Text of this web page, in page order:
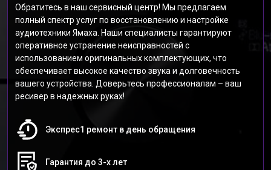
Обратитесь в наш сервисный центр! Мы предлагаем
полный спектр услуг по восстановлению и настройке
аудиотехники Ямаха. Наши специалисты гарантируют
оперативное устранение неисправностей с
использованием оригинальных комплектующих, что
обеспечивает высокое качество звука и долговечность
вашего устройства. Доверьтесь профессионалам – ваш
ресивер в надежных руках!
Экспрес1 ремонт в день обращения
Гарантия до 3-х лет